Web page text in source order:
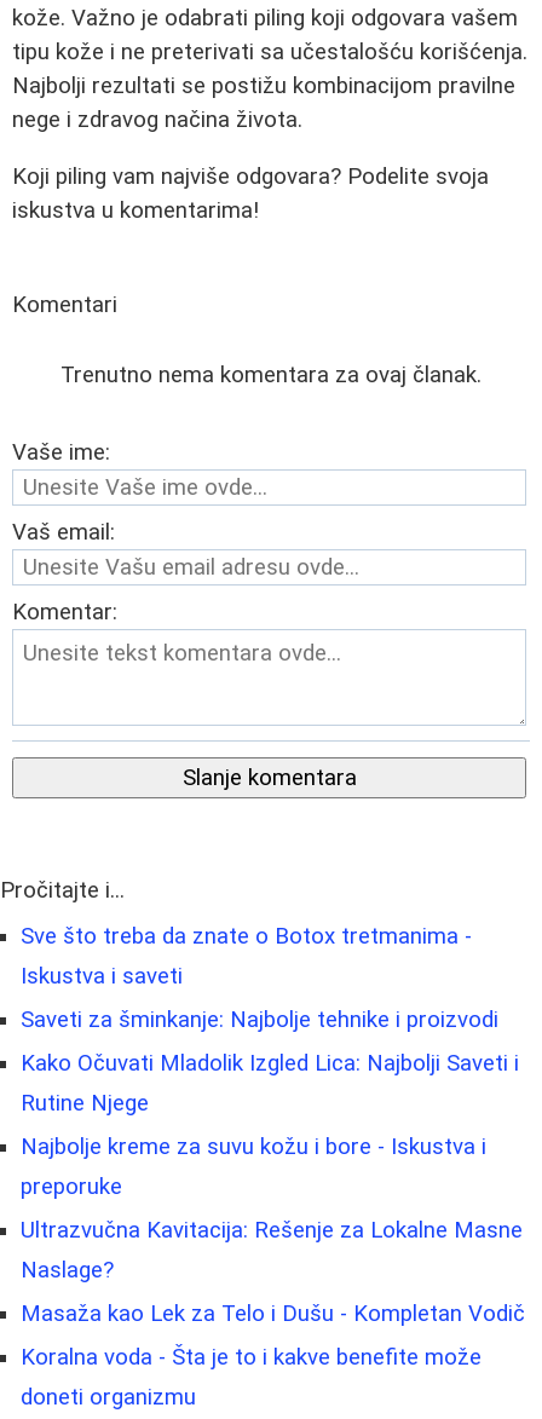
kože. Važno je odabrati piling koji odgovara vašem
tipu kože i ne preterivati sa učestalošću korišćenja.
Najbolji rezultati se postižu kombinacijom pravilne
nege i zdravog načina života.
Koji piling vam najviše odgovara? Podelite svoja
iskustva u komentarima!
Komentari
Trenutno nema komentara za ovaj članak.
Vaše ime:
Vaš email:
Komentar:
Slanje komentara
Pročitajte i...
Sve što treba da znate o Botox tretmanima -
Iskustva i saveti
Saveti za šminkanje: Najbolje tehnike i proizvodi
Kako Očuvati Mladolik Izgled Lica: Najbolji Saveti i
Rutine Njege
Najbolje kreme za suvu kožu i bore - Iskustva i
preporuke
Ultrazvučna Kavitacija: Rešenje za Lokalne Masne
Naslage?
Masaža kao Lek za Telo i Dušu - Kompletan Vodič
Koralna voda - Šta je to i kakve benefite može
doneti organizmu